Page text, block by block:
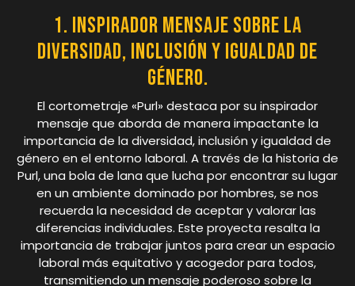
1. Inspirador mensaje sobre la
diversidad, inclusión y igualdad de
género.
El cortometraje «Purl» destaca por su inspirador
mensaje que aborda de manera impactante la
importancia de la diversidad, inclusión y igualdad de
género en el entorno laboral. A través de la historia de
Purl, una bola de lana que lucha por encontrar su lugar
en un ambiente dominado por hombres, se nos
recuerda la necesidad de aceptar y valorar las
diferencias individuales. Este proyecta resalta la
importancia de trabajar juntos para crear un espacio
laboral más equitativo y acogedor para todos,
transmitiendo un mensaje poderoso sobre la